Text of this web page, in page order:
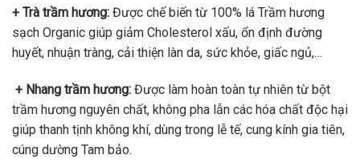
+ Trà trầm hương: Được chế biến từ 100% lá Trầm hương
sạch Organic giúp giảm Cholesterol xấu, ổn định đường
huyết, nhuận tràng, cải thiện làn da, sức khỏe, giấc ngủ,…
+ Nhang trầm hương: Được làm hoàn toàn tự nhiên từ bột
trầm hương nguyên chất, không pha lẫn các hóa chất độc hại
giúp thanh tịnh không khí, dùng trong lễ tế, cung kính gia tiên,
cúng dường Tam bảo.